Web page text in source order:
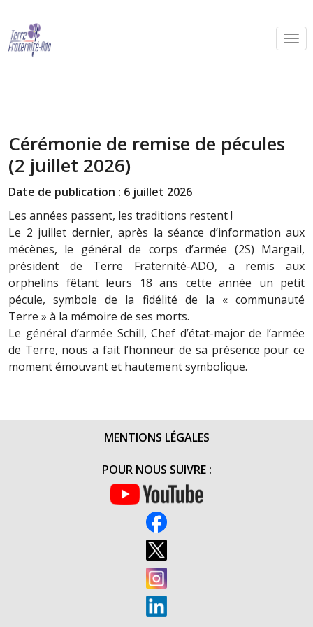
Cérémonie de remise de pécules
(2 juillet 2026)
Date de publication : 6 juillet 2026
Les années passent, les traditions restent !
Le 2 juillet dernier, après la séance d’information aux
mécènes, le général de corps d’armée (2S) Margail,
président de Terre Fraternité-ADO, a remis aux
orphelins fêtant leurs 18 ans cette année un petit
pécule, symbole de la fidélité de la « communauté
Terre » à la mémoire de ses morts.
Le général d’armée Schill, Chef d’état-major de l’armée
de Terre, nous a fait l’honneur de sa présence pour ce
moment émouvant et hautement symbolique.
MENTIONS LÉGALES
POUR NOUS SUIVRE :